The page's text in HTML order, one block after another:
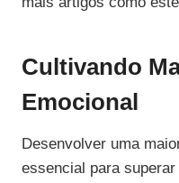
Cultivando
Emocional
Desenvolver uma
essencial para